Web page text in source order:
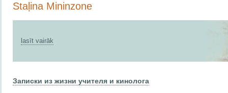
Staļina Mininzone
lasīt vairāk
Записки из жизни учителя и кинолога